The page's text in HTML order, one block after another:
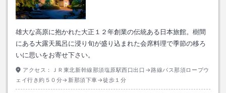
雄大な高原に抱かれた大正１２年創業の伝統ある日本旅館。樹間
にある大露天風呂に浸り旬が盛り込まれた会席料理で季節の移ろ
いに思いをお寄せ下さい。
アクセス：
ＪＲ東北新幹線那須塩原駅西口出口→路線バス那須ロープウ
ェイ行き約５０分→新那須下車→徒歩１分